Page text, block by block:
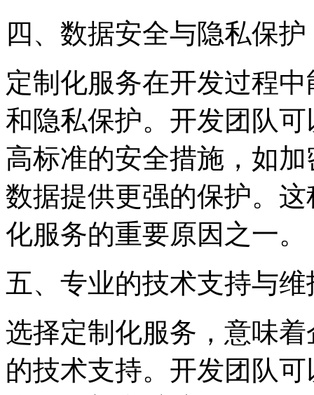
四、数据安全与隐私保护
定制化服务在开发过程
和隐私保护。开发团队
高标准的安全措施，如
数据提供更强的保护。
化服务的重要原因之一。
五、专业的技术支持与维
选择定制化服务，意味
的技术支持。开发团队